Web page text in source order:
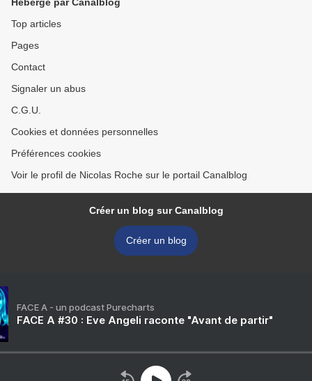
Top articles
Pages
Contact
Signaler un abus
C.G.U.
Cookies et données personnelles
Préférences cookies
Voir le profil de Nicolas Roche sur le portail Canalblog
Créer un blog sur Canalblog
Créer un blog
FACE A - un podcast Purecharts
FACE A #30 : Eve Angeli raconte "Avant de partir"